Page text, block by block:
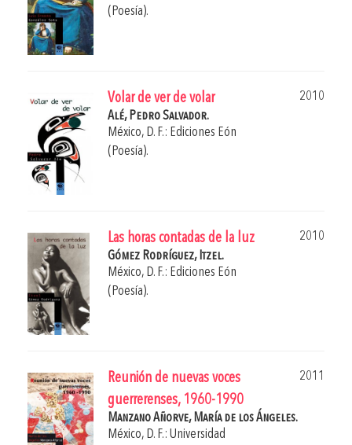
(Poesía).
Volar de ver de volar
2010
Alé, Pedro Salvador.
México, D. F.: Ediciones Eón
(Poesía).
Las horas contadas de la luz
2010
Gómez Rodríguez, Itzel.
México, D. F.: Ediciones Eón
(Poesía).
Reunión de nuevas voces
guerrerenses, 1960-1990
2011
Manzano Añorve, María de los Ángeles.
México, D. F.: Universidad